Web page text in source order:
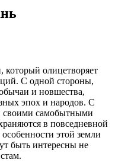
который олицетворяет
С одной стороны,
и новшества,
эпох и народов. С
своими самобытными
в повседневной
этой земли
быть интересны не